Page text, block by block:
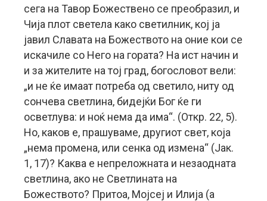
сега на Тавор Божествено се преобразил, и
Чија плот светела како светилник, кој ја
јавил Славата на Божеството на оние кои се
искачиле со Него на гората? На ист начин и
и за жителите на тој град, богословот вели:
„и не ќе имаат потреба од светило, ниту од
сончева светлина, бидејќи Бог ќе ги
осветлува: и ноќ нема да има“. (Откр. 22, 5).
Но, каков е, прашуваме, другиот свет, која
„нема промена, или сенка од измена“ (Јак.
1, 17)? Каква е непреложната и незаодната
светлина, ако не Светлината на
Божеството? Притоа, Мојсеј и Илија (а